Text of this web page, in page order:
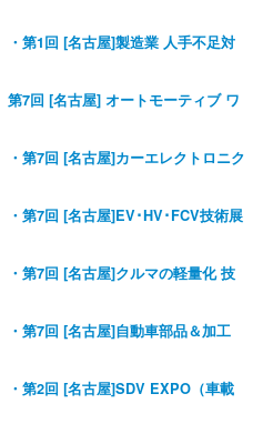
・第1回 [名古屋]製造業 人手不足対
第7回 [名古屋] オートモーティブ ワ
・第7回 [名古屋]カーエレクトロニク
・第7回 [名古屋]EV･HV･FCV技術展
・第7回 [名古屋]クルマの軽量化 技
・第7回 [名古屋]自動車部品＆加工
・第2回 [名古屋]SDV EXPO（車載